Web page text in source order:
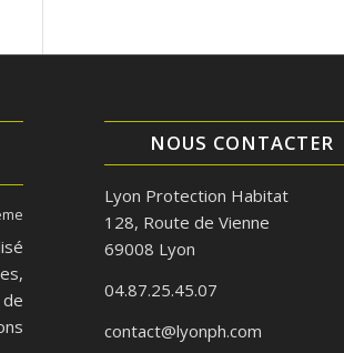
NOUS CONTACTER
Lyon Protection Habitat
128, Route de Vienne
69008 Lyon
04.87.25.45.07
contact@lyonph.com